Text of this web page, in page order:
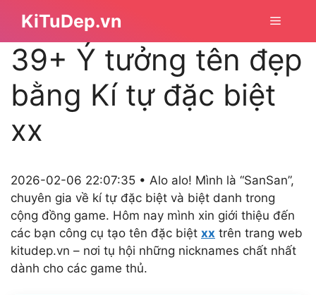
nội
dung
KiTuDep.vn Menu
39+ Ý tưởng tên đẹp
bằng Kí tự đặc biệt
xx
2026-02-06 22:07:35 • Alo alo! Mình là “SanSan”,
chuyên gia về kí tự đặc biệt và biệt danh trong
cộng đồng game. Hôm nay mình xin giới thiệu đến
các bạn công cụ tạo tên đặc biệt xx trên trang web
kitudep.vn – nơi tụ hội những nicknames chất nhất
dành cho các game thủ.